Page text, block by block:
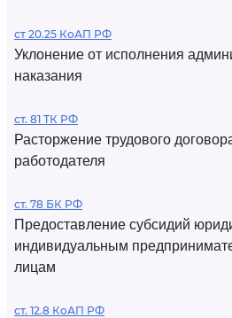
ст 20.25 КоАП РФ
Уклонение от исполнения
наказания
ст. 81 ТК РФ
Расторжение трудового
работодателя
ст. 78 БК РФ
Предоставление субсидий
индивидуальным
лицам
ст. 12.8 КоАП РФ